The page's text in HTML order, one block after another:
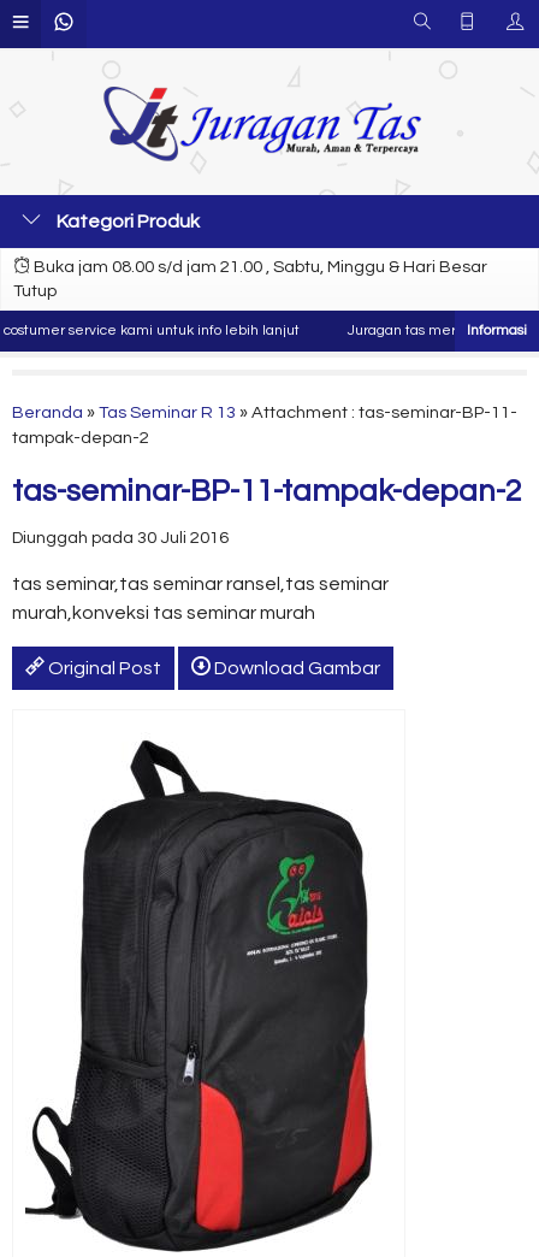
Kategori Produk
Buka jam 08.00 s/d jam 21.00 , Sabtu, Minggu & Hari Besar
Tutup
service kami untuk info lebih lanjut Juragan tas merupakan
Beranda » Tas Seminar R 13 » Attachment : tas-seminar-BP-11-
tampak-depan-2
tas-seminar-BP-11-tampak-depan-2
Diunggah pada 30 Juli 2016
tas seminar,tas seminar ransel,tas seminar
murah,konveksi tas seminar murah
Original Post Download Gambar